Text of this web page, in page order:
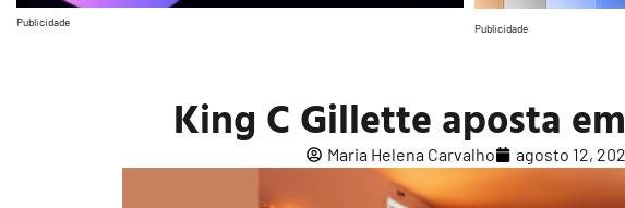
Publicidade Publicidade
King C Gillette aposta
Maria Helena Carvalho agosto 12,